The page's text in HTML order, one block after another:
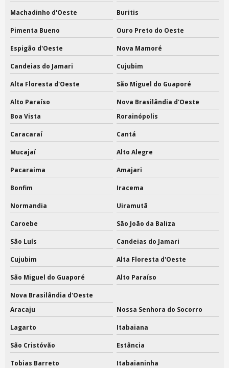
Machadinho d'Oeste Buritis
Pimenta Bueno Ouro Preto do Oeste
Espigão d'Oeste Nova Mamoré
Candeias do Jamari Cujubim
Alta Floresta d'Oeste São Miguel do Guaporé
Alto Paraíso
Nova Brasilândia d'Oeste
Boa Vista
Rorainópolis
Caracaraí Cantá
Mucajaí Alto Alegre
Pacaraima Amajari
Bonfim Iracema
Normandia Uiramutã
Caroebe São João da Baliza
São Luís Candeias do Jamari
Cujubim Alta Floresta d'Oeste
São Miguel do Guaporé Alto Paraíso
Nova Brasilândia d'Oeste
Aracaju
Nossa Senhora do Socorro
Lagarto Itabaiana
São Cristóvão Estância
Tobias Barreto Itabaianinha